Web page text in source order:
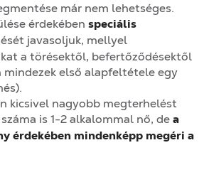
már nem lehetséges.
érdekében speciális
javasoljuk, mellyel
a törésektől, befertőződésektől
mindezek első alapfeltétele egy
kicsivel nagyobb megterhelést
is 1-2 alkalommal nő, de a
érdekében mindenképp megéri a